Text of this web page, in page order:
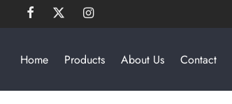
Home Products About Us Contact